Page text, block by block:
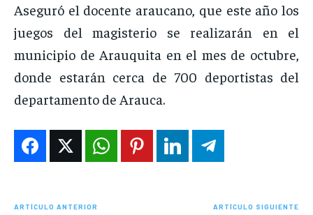
Aseguró el docente araucano, que este año los
juegos del magisterio se realizarán en el
municipio de Arauquita en el mes de octubre,
donde estarán cerca de 700 deportistas del
departamento de Arauca.
ARTÍCULO ANTERIOR ARTÍCULO SIGUIENTE